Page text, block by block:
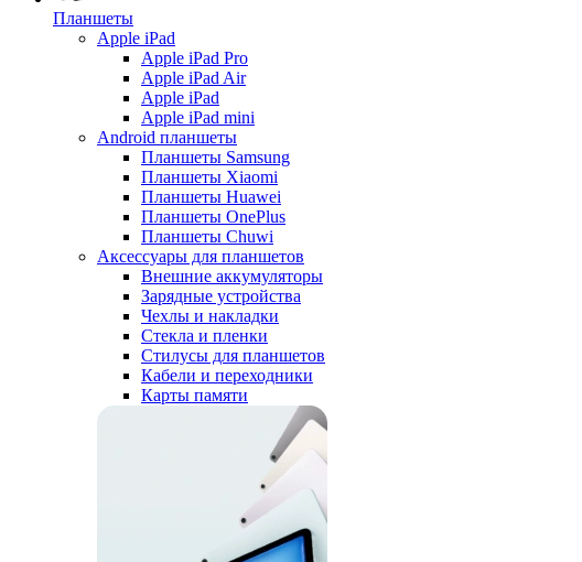
Планшеты
Apple iPad
Apple iPad Pro
Apple iPad Air
Apple iPad
Apple iPad mini
Android планшеты
Планшеты Samsung
Планшеты Xiaomi
Планшеты Huawei
Планшеты OnePlus
Планшеты Chuwi
Аксессуары для планшетов
Внешние аккумуляторы
Зарядные устройства
Чехлы и накладки
Стекла и пленки
Стилусы для планшетов
Кабели и переходники
Карты памяти